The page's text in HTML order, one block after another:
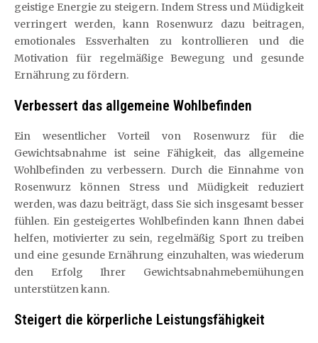
geistige Energie zu steigern. Indem Stress und Müdigkeit
verringert werden, kann Rosenwurz dazu beitragen,
emotionales Essverhalten zu kontrollieren und die
Motivation für regelmäßige Bewegung und gesunde
Ernährung zu fördern.
Verbessert das allgemeine Wohlbefinden
Ein wesentlicher Vorteil von Rosenwurz für die
Gewichtsabnahme ist seine Fähigkeit, das allgemeine
Wohlbefinden zu verbessern. Durch die Einnahme von
Rosenwurz können Stress und Müdigkeit reduziert
werden, was dazu beiträgt, dass Sie sich insgesamt besser
fühlen. Ein gesteigertes Wohlbefinden kann Ihnen dabei
helfen, motivierter zu sein, regelmäßig Sport zu treiben
und eine gesunde Ernährung einzuhalten, was wiederum
den Erfolg Ihrer Gewichtsabnahmebemühungen
unterstützen kann.
Steigert die körperliche Leistungsfähigkeit